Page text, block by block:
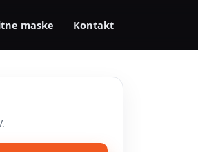
maske Kontakt